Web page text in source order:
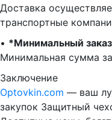
Доставка
транспортные
•⁠ ⁠ *Минимальный
Минимальная сумма
Заключение
Optovkin.com — ваш
закупок Защитный